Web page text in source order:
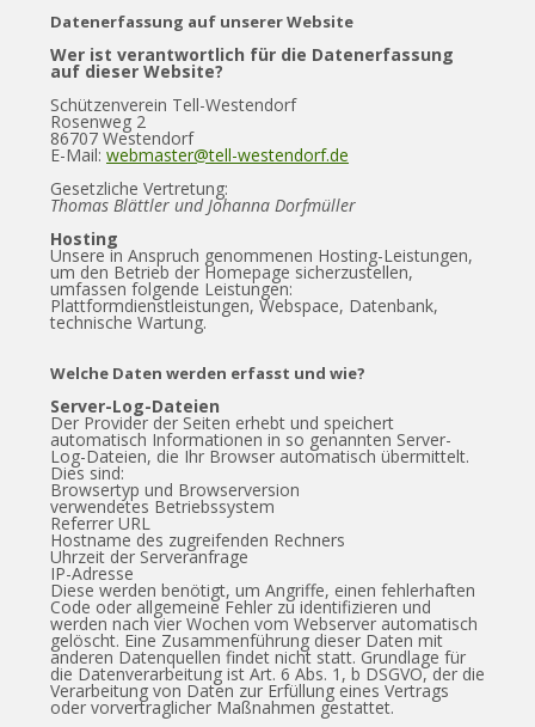
Datenerfassung auf unserer Website
Wer ist verantwortlich für die Datenerfassung
auf dieser Website?
Schützenverein Tell-Westendorf
Rosenweg 2
86707 Westendorf
E-Mail: webmaster@tell-westendorf.de
Gesetzliche Vertretung:
Thomas Blättler und Johanna Dorfmüller
Hosting
Unsere in Anspruch genommenen Hosting-Leistungen,
um den Betrieb der Homepage sicherzustellen,
umfassen folgende Leistungen:
Plattformdienstleistungen, Webspace, Datenbank,
technische Wartung.
Welche Daten werden erfasst und wie?
Server-Log-Dateien
Der Provider der Seiten erhebt und speichert
automatisch Informationen in so genannten Server-
Log-Dateien, die Ihr Browser automatisch übermittelt.
Dies sind:
Browsertyp und Browserversion
verwendetes Betriebssystem
Referrer URL
Hostname des zugreifenden Rechners
Uhrzeit der Serveranfrage
IP-Adresse
Diese werden benötigt, um Angriffe, einen fehlerhaften
Code oder allgemeine Fehler zu identifizieren und
werden nach vier Wochen vom Webserver automatisch
gelöscht. Eine Zusammenführung dieser Daten mit
anderen Datenquellen findet nicht statt. Grundlage für
die Datenverarbeitung ist Art. 6 Abs. 1, b DSGVO, der die
Verarbeitung von Daten zur Erfüllung eines Vertrags
oder vorvertraglicher Maßnahmen gestattet.